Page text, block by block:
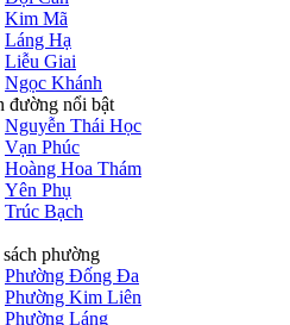
Kim Mã
Láng Hạ
Liễu Giai
Ngọc Khánh
đường nổi bật
Nguyễn Thái Học
Vạn Phúc
Hoàng Hoa Thám
Yên Phụ
Trúc Bạch
phường
Phường Đống Đa
Phường Kim Liên
Phường Láng